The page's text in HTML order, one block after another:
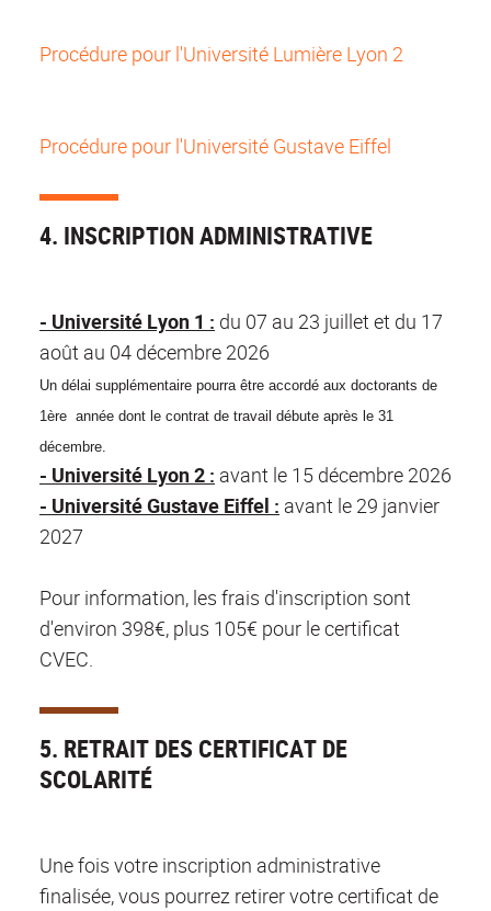
Procédure pour l'Université Lumière Lyon 2
Procédure pour l'Université Gustave Eiffel
4. INSCRIPTION ADMINISTRATIVE
- Université Lyon 1 : du 07 au 23 juillet et du 17
août au 04 décembre 2026
Un délai supplémentaire pourra être accordé aux doctorants de
1 ère année dont le contrat de travail débute après le 31
décembre.
- Université Lyon 2 : avant le 15 décembre 2026
- Université Gustave Eiffel : avant le 29 janvier
2027
Pour information, les frais d'inscription sont
d'environ 398€, plus 105€ pour le certificat
CVEC.
5. RETRAIT DES CERTIFICAT DE
SCOLARITÉ
Une fois votre inscription administrative
finalisée, vous pourrez retirer votre certificat de